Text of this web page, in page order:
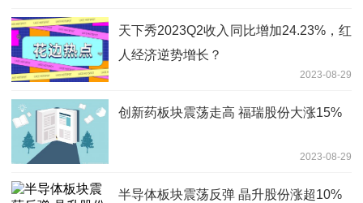
天下秀2023Q2收入同比增加24.23%，红
人经济逆势增长？
2023-08-29
创新药板块震荡走高 福瑞股份大涨15%
2023-08-29
半导体板块震荡反弹 晶升股份涨超10%